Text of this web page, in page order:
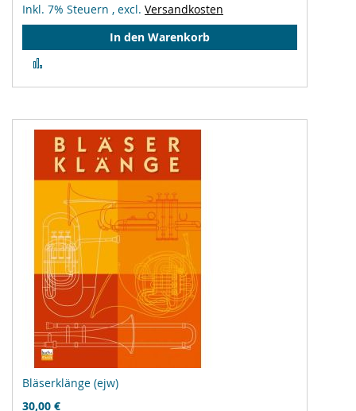
Inkl. 7% Steuern , excl. Versandkosten
In den Warenkorb
hinzufügen
Bläserklänge (ejw)
30,00 €